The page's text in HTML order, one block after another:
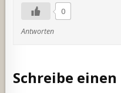
0
Antworten
Schreibe